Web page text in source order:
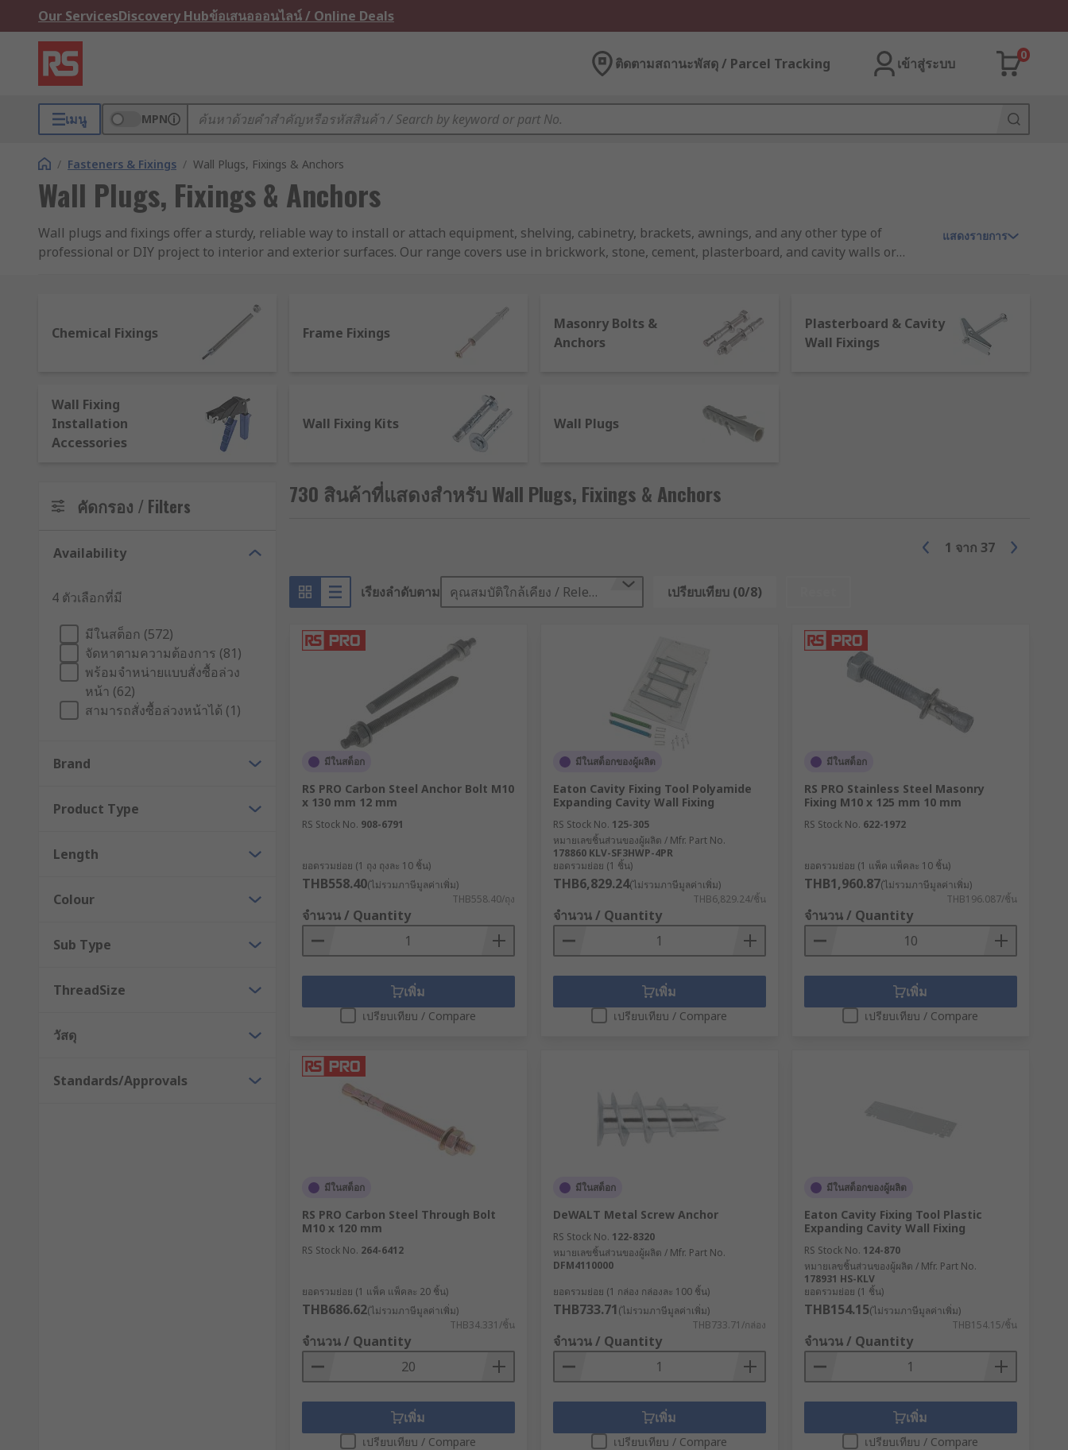
Our ServicesDiscovery Hubข้อเสนอออนไลน์ / Online Deals
ติดตามสถานะพัสดุ / Parcel Tracking เข้าสู่ระบบ
0
เมนู MPN
/ Fasteners & Fixings / Wall Plugs, Fixings & Anchors
Wall Plugs, Fixings & Anchors
Wall plugs and fixings offer a sturdy, reliable way to install or attach equipment, shelving, cabinetry, brackets, awnings, and any other type of
professional or DIY project to interior and exterior surfaces. Our range covers use in brickwork, stone, cement, plasterboard, and cavity walls or
Heavy-duty features may include galvanised or corrosion-resistant coatings, anti-rotation fins, and hardened steel tapping threads.
are used in cavity walls and ceilings. They can include bolts, anchors, screws, plugs and inserts, all designed for secure fastening to interior
vertical/horizontal surface materials like plasterboard and hardboard.
Chemical fixingsare also referred to as chemical anchors and provide high-
or wood, and they aim to provide a more rigid anchor via a long, heavy-duty cross recess screw that sits in an expanding nylon wall plug (also known
as a Rawl plug). They're especially suited to mounting UPVC door and window frames.
Masonry fixing kits
typically contain numerous hammer-in or
drill-driven components and fasteners for a range of surfaces, including stone and plasterboard. They combine multiple types of screws, anchors,
include hollow wall plugs, plasterboard ceiling anchors, and wall-mount spring toggles for
gripping behind surfaces. Heavier-duty metal versions are ideal for radiators and handrails, while plastic anchors are suitable for most light fittings,
paintings and noticeboards.Our selection of plug, anchor and cavity fixing installation tools also includes a range of hole cutters, hole brushes, drop-
แสดงรายการ
Chemical Fixings Frame Fixings
Masonry Bolts &
Anchors
Plasterboard & Cavity
Wall Fixings
Wall Fixing
Installation
Accessories
Wall Fixing Kits Wall Plugs
คัดกรอง / Filters
Availability
4 ตัวเลือกที่มี
มีในสต็อก (572)
จัดหาตามความต้องการ (81)
พร้อมจำหน่ายแบบสั่งซื้อล่วง
หน้า (62)
สามารถสั่งซื้อล่วงหน้าได้ (1)
Brand
Product Type
Length
Colour
Sub Type
ThreadSize
วัสดุ
Standards/Approvals
730 สินค้าที่แสดงสำหรับ Wall Plugs, Fixings & Anchors
เรียงลำดับตาม คุณสมบัติใกล้เคียง / Relevance เปรียบเทียบ (0/8)
1 จาก 37
มีในสต็อก
RS PRO Carbon Steel Anchor Bolt M10
x 130 mm 12 mm
RS Stock No. 908-6791
ยอดรวมย่อย (1 ถุง ถุงละ 10 ชิ้น)
THB558.40(ไม่รวมภาษีมูลค่าเพิ่ม)
THB558.40/ถุง
จำนวน / Quantity
เพิ่ม
เปรียบเทียบ / Compare
มีในสต็อกของผู้ผลิต
Eaton Cavity Fixing Tool Polyamide
Expanding Cavity Wall Fixing
RS Stock No. 125-305
หมายเลขชิ้นส่วนของผู้ผลิต / Mfr. Part No.
178860 KLV-SF3HWP-4PR
ยอดรวมย่อย (1 ชิ้น)
THB6,829.24(ไม่รวมภาษีมูลค่าเพิ่ม)
THB6,829.24/ชิ้น
จำนวน / Quantity
เพิ่ม
เปรียบเทียบ / Compare
มีในสต็อก
RS PRO Stainless Steel Masonry
Fixing M10 x 125 mm 10 mm
RS Stock No. 622-1972
ยอดรวมย่อย (1 แพ็ค แพ็คละ 10 ชิ้น)
THB1,960.87(ไม่รวมภาษีมูลค่าเพิ่ม)
THB196.087/ชิ้น
จำนวน / Quantity
เพิ่ม
เปรียบเทียบ / Compare
มีในสต็อก
RS PRO Carbon Steel Through Bolt
M10 x 120 mm
RS Stock No. 264-6412
ยอดรวมย่อย (1 แพ็ค แพ็คละ 20 ชิ้น)
THB686.62(ไม่รวมภาษีมูลค่าเพิ่ม)
THB34.331/ชิ้น
จำนวน / Quantity
เพิ่ม
เปรียบเทียบ / Compare
มีในสต็อก
DeWALT Metal Screw Anchor
RS Stock No. 122-8320
หมายเลขชิ้นส่วนของผู้ผลิต / Mfr. Part No.
DFM4110000
ยอดรวมย่อย (1 กล่อง กล่องละ 100 ชิ้น)
THB733.71(ไม่รวมภาษีมูลค่าเพิ่ม)
THB733.71/กล่อง
จำนวน / Quantity
เพิ่ม
เปรียบเทียบ / Compare
มีในสต็อกของผู้ผลิต
Eaton Cavity Fixing Tool Plastic
Expanding Cavity Wall Fixing
RS Stock No. 124-870
หมายเลขชิ้นส่วนของผู้ผลิต / Mfr. Part No.
178931 HS-KLV
ยอดรวมย่อย (1 ชิ้น)
THB154.15(ไม่รวมภาษีมูลค่าเพิ่ม)
THB154.15/ชิ้น
จำนวน / Quantity
เพิ่ม
เปรียบเทียบ / Compare